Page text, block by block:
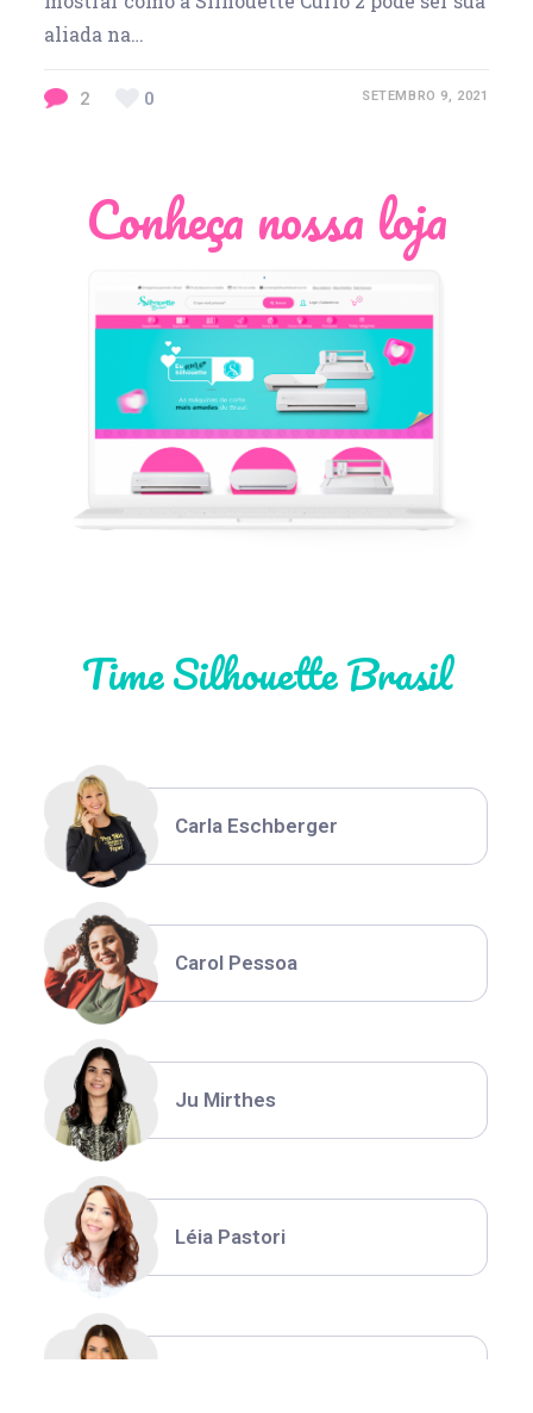
aliada na…
2 0 SETEMBRO 9, 2021
Conheça nossa loja
Time Silhouette Brasil
Léia Pastori
Thiara Ney
Carla Eschberger
Carol Pessoa
Ju Mirthes
Léia Pastori